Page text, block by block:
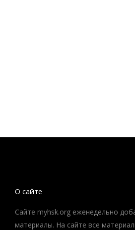
О сайте
Сайте myhsk.org еженедельно
материалы. На сайте все